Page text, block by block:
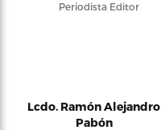
Periodista Editor
Lcdo. Ramón Alejandro
Pabón